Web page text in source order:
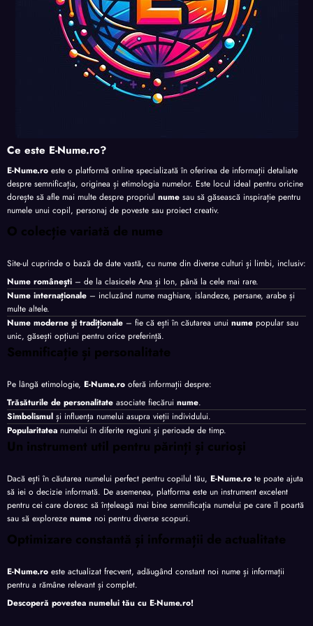
Ce este E-Nume.ro?
E-Nume.ro este o platformă online specializată în oferirea de informații detaliate
despre semnificația, originea și etimologia numelor. Este locul ideal pentru oricine
dorește să afle mai multe despre propriul nume sau să găsească inspirație pentru
numele unui copil, personaj de poveste sau proiect creativ.
O colecție variată de nume
Site-ul cuprinde o bază de date vastă, cu nume din diverse culturi și limbi, inclusiv:
Nume românești – de la clasicele Ana și Ion, până la cele mai rare.
Nume internaționale – incluzând nume maghiare, islandeze, persane, arabe și
multe altele.
Nume moderne și tradiționale – fie că ești în căutarea unui nume popular sau
unic, găsești opțiuni pentru orice preferință.
Semnificație și personalitate
Pe lângă etimologie, E-Nume.ro oferă informații despre:
Trăsăturile de personalitate asociate fiecărui nume.
Simbolismul și influența numelui asupra vieții individului.
Popularitatea numelui în diferite regiuni și perioade de timp.
Un instrument util pentru părinți și curioși
Dacă ești în căutarea numelui perfect pentru copilul tău, E-Nume.ro te poate ajuta
să iei o decizie informată. De asemenea, platforma este un instrument excelent
pentru cei care doresc să înțeleagă mai bine semnificația numelui pe care îl poartă
sau să exploreze nume noi pentru diverse scopuri.
Optimizare constantă și informații de actualitate
E-Nume.ro este actualizat frecvent, adăugând constant noi nume și informații
pentru a rămâne relevant și complet.
Descoperă povestea numelui tău cu E-Nume.ro!